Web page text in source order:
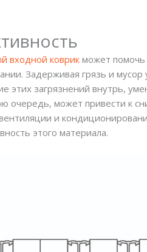
входной коврик может
Задерживая грязь и
этих загрязнений внутрь,
очередь, может привести к
и
этого материала.